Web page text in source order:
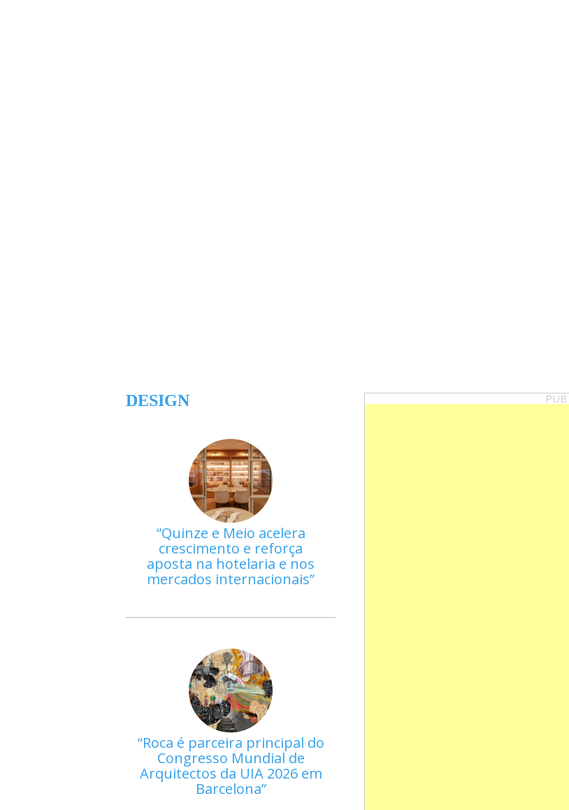
DESIGN
Quinze e Meio acelera
crescimento e reforça
aposta na hotelaria e nos
mercados internacionais
Roca é parceira principal do
Congresso Mundial de
Arquitectos da UIA 2026 em
Barcelona
PUB